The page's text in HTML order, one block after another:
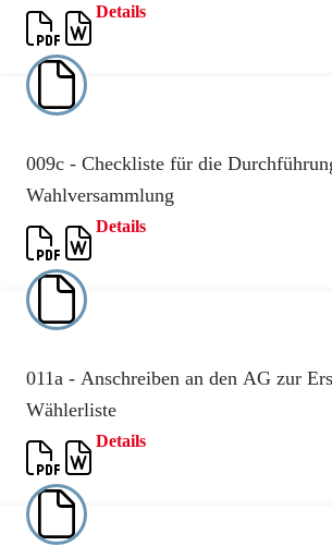
Details
009c - Checkliste für die
Wahlversammlung
Details
011a - Anschreiben an den AG zur
Wählerliste
Details